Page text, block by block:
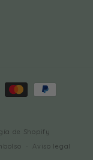
de Shopify
Aviso legal